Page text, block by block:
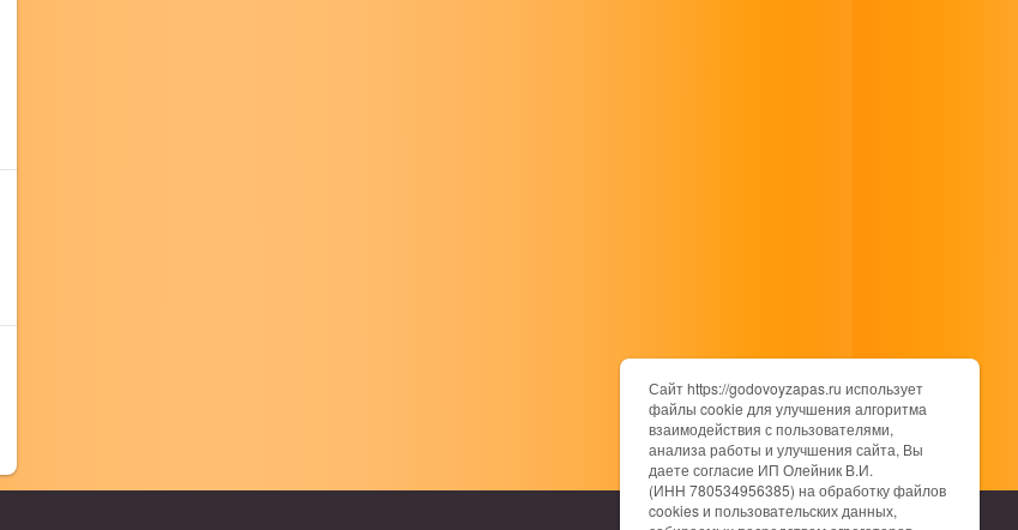
Сайт https://godovoyzapas.ru использует
файлы cookie для улучшения алгоритма
взаимодействия с пользователями,
анализа работы и улучшения сайта, Вы
даете согласие ИП Олейник В.И.
(ИНН 780534956385) на обработку файлов
cookies и пользовательских данных,